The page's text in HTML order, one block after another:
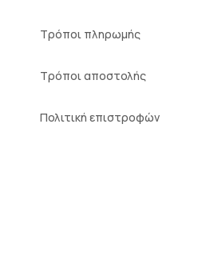
Τρόποι πληρωμής
Τρόποι αποστολής
Πολιτική επιστροφών